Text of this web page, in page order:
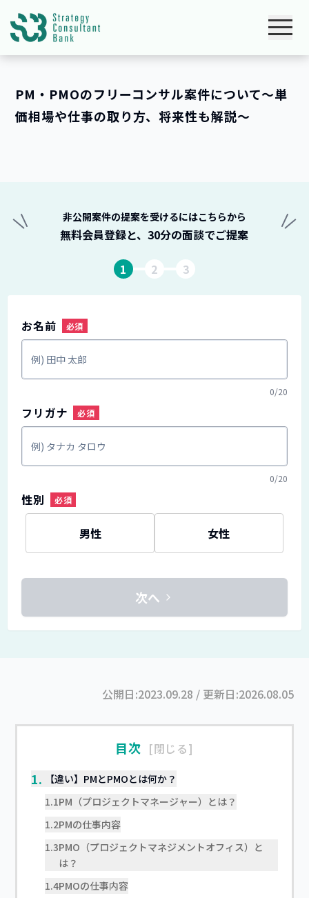
PM・PMOのフリーコンサル案件について～単
価相場や仕事の取り方、将来性も解説～
非公開案件の提案を受けるにはこちらから
無料会員登録と、30分の面談でご提案
1 2 3
お名前
0/20
フリガナ
0/20
性別
男性 女性
次へ
公開日:2023.09.28 / 更新日:2026.08.05
目次 閉じる
1.
【違い】PMとPMOとは何か？
1.1PM（プロジェクトマネージャー）とは？
1.2PMの仕事内容
1.3PMO（プロジェクトマネジメントオフィス）と
は？
1.4PMOの仕事内容